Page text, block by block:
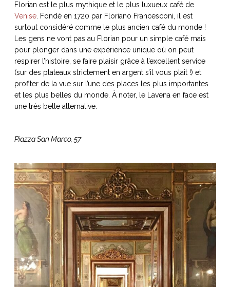
Florian est le plus mythique et le plus luxueux café de
Venise. Fondé en 1720 par Floriano Francesconi, il est
surtout considéré comme le plus ancien café du monde !
Les gens ne vont pas au Florian pour un simple café mais
pour plonger dans une expérience unique où on peut
respirer l’histoire, se faire plaisir grâce à l’excellent service
(sur des plateaux strictement en argent s’il vous plaît !) et
profiter de la vue sur l’une des places les plus importantes
et les plus belles du monde. À noter, le Lavena en face est
une très belle alternative.
Piazza San Marco, 57